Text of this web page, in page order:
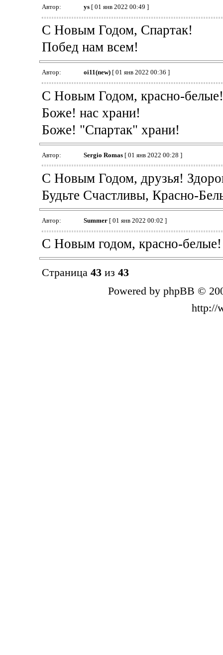
Автор: ys[ 01 янв 2022 00:49 ]
С Новым Годом, Спартак!
Побед нам всем!
Автор: oi11(new)[ 01 янв 2022 00:36 ]
С Новым Годом, красно-белые!
Боже! нас храни!
Боже! "Спартак" храни!
Автор: Sergio Romas[ 01 янв 2022 00:28 ]
С Новым Годом, друзья!
Будьте Счастливы, Красно-
Автор: Summer[ 01 янв 2022 00:02 ]
С Новым годом, красно-белые!
Страница 43из 43
Powered by phpBB ©
http://